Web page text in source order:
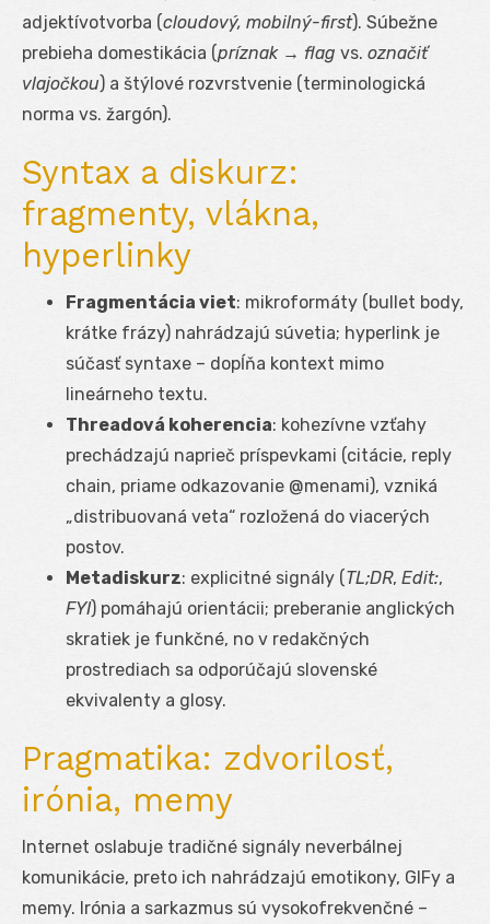
adjektívotvorba (cloudový, mobilný-first). Súbežne
prebieha domestikácia (príznak → flag vs. označiť
vlajočkou) a štýlové rozvrstvenie (terminologická
norma vs. žargón).
Syntax a diskurz:
fragmenty, vlákna,
hyperlinky
Fragmentácia viet: mikroformáty (bullet body,
krátke frázy) nahrádzajú súvetia; hyperlink je
súčasť syntaxe – dopĺňa kontext mimo
lineárneho textu.
Threadová koherencia: kohezívne vzťahy
prechádzajú naprieč príspevkami (citácie, reply
chain, priame odkazovanie @menami), vzniká
„distribuovaná veta“ rozložená do viacerých
postov.
Metadiskurz: explicitné signály (TL;DR, Edit:,
FYI) pomáhajú orientácii; preberanie anglických
skratiek je funkčné, no v redakčných
prostrediach sa odporúčajú slovenské
ekvivalenty a glosy.
Pragmatika: zdvorilosť,
irónia, memy
Internet oslabuje tradičné signály neverbálnej
komunikácie, preto ich nahrádzajú emotikony, GIFy a
memy. Irónia a sarkazmus sú vysokofrekvenčné –